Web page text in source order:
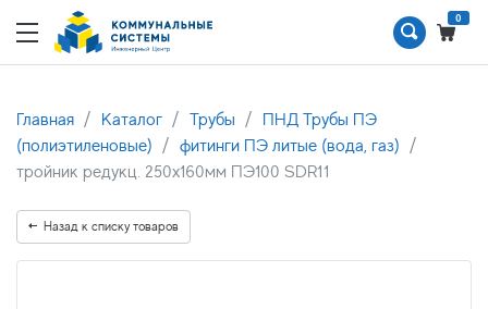
0
Главная Каталог Трубы
ПНД Трубы ПЭ
(полиэтиленовые)
фитинги ПЭ литые (вода, газ)
тройник редукц. 250х160мм ПЭ100 SDR11
Назад к списку товаров